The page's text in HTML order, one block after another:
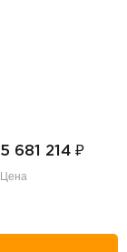
5 681 214₽
Цена